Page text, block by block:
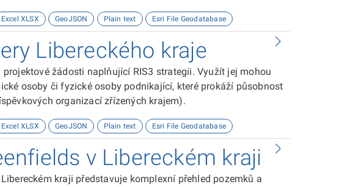
Excel XLSX GeoJSON Plain text Esri File Geodatabase
Libereckého kraje
žádosti naplňující RIS3 strategii. Využít jej mohou
osoby či fyzické osoby podnikající, které prokáží působnost
organizací zřízených krajem).
Excel XLSX GeoJSON Plain text Esri File Geodatabase
v Libereckém kraji
kraji představuje komplexní přehled pozemků a